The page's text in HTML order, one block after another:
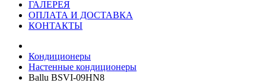
ГАЛЕРЕЯ
ОПЛАТА И ДОСТАВКА
КОНТАКТЫ
Кондиционеры
Настенные кондиционеры
Ballu BSVI-09HN8